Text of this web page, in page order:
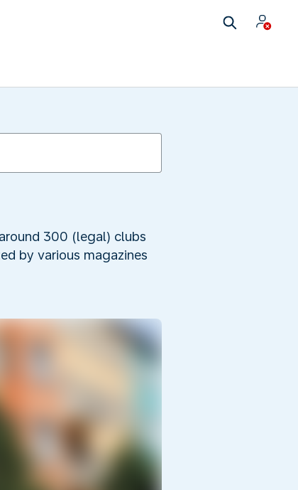
300 (legal) clubs
by various magazines